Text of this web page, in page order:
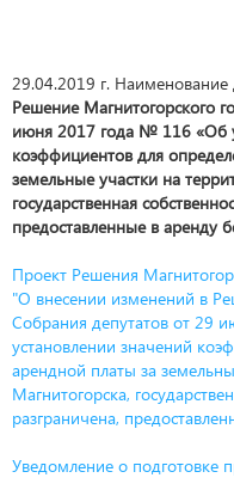
29.04.2019 г. Наименование
Решение Магнитогорского
июня 2017 года № 116 «Об
коэффициентов для
земельные участки на
государственная
предоставленные в аренду
Проект Решения
"О внесении изменений в
Собрания депутатов от 29
установлении значений
арендной платы за
Магнитогорска,
разграничена,
Уведомление о подготовке